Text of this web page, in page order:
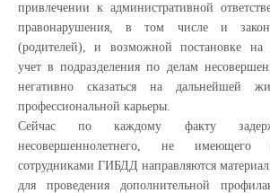
привлечении к административной
правонарушения, в том числе и
(родителей), и возможной постановке на
учет в подразделения по делам
негативно сказаться на дальнейшей
профессиональной карьеры.
Сейчас по каждому факту
несовершеннолетнего, не имеющего
сотрудниками ГИБДД направляются
для проведения дополнительной